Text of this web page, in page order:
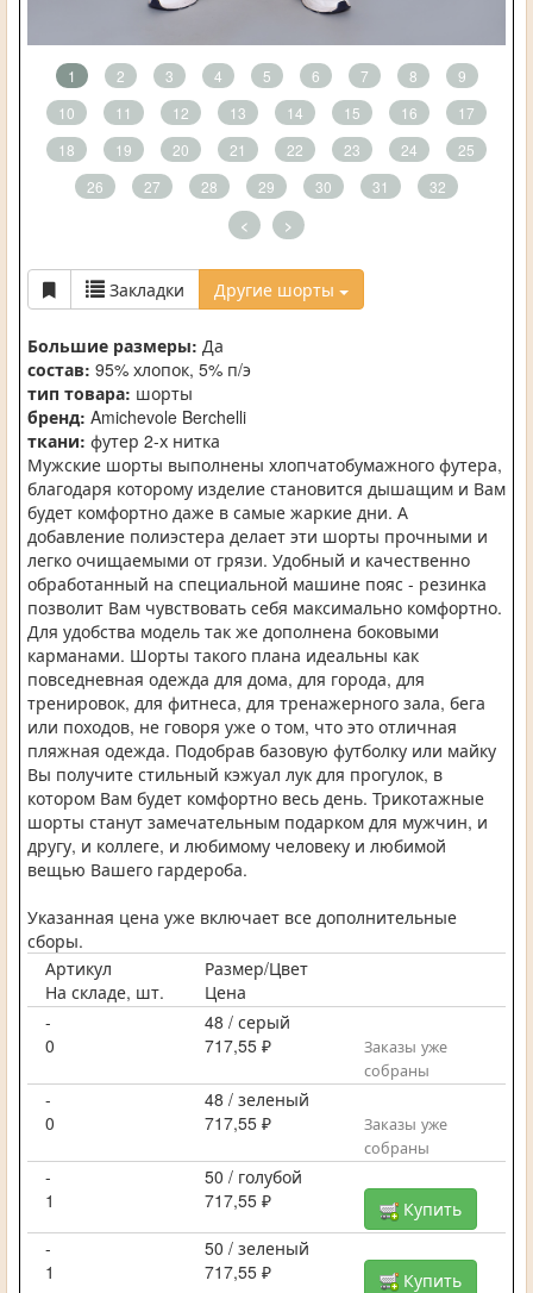
1 2 3 4 5 6 7 8
9
10
11 12 13 14 15 16
17
18
19 20 21 22 23 24
25
26
27 28 29 30 31 32
< >
Закладки Другие шорты
Большие размеры: Да
состав: 95% хлопок, 5% п/э
тип товара: шорты
бренд: Amichevole Berchelli
ткани: футер 2-х нитка
Мужские шорты выполнены хлопчатобумажного футера,
благодаря которому изделие становится дышащим и Вам
будет комфортно даже в самые жаркие дни. А
добавление полиэстера делает эти шорты прочными и
легко очищаемыми от грязи. Удобный и качественно
обработанный на специальной машине пояс - резинка
позволит Вам чувствовать себя максимально комфортно.
Для удобства модель так же дополнена боковыми
карманами. Шорты такого плана идеальны как
повседневная одежда для дома, для города, для
тренировок, для фитнеса, для тренажерного зала, бега
или походов, не говоря уже о том, что это отличная
пляжная одежда. Подобрав базовую футболку или майку
Вы получите стильный кэжуал лук для прогулок, в
котором Вам будет комфортно весь день. Трикотажные
шорты станут замечательным подарком для мужчин, и
другу, и коллеге, и любимому человеку и любимой
вещью Вашего гардероба.
Указанная цена уже включает все дополнительные
сборы.
Артикул
Размер/Цвет
На складе, шт.
Цена
-
48 / серый
0
717,55 ₽
Заказы уже
собраны
-
48 / зеленый
0
717,55 ₽
Заказы уже
собраны
-
50 / голубой
1
717,55 ₽
Купить
-
50 / зеленый
1
717,55 ₽
Купить